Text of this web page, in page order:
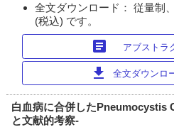
全文ダウンロード： 従量制
(税込) です。
article アブストラ
download 全文ダウンロ
白血病に合併したPneumocystis
と文献的考察-